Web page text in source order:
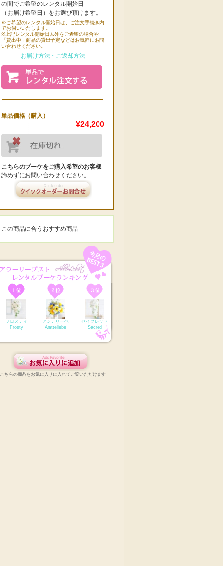
の間でご希望のレンタル開始日
（お届け希望日）をお選び頂けます。
※ご希望のレンタル開始日は、ご注文手続き内
でお伺いいたします。
※上記レンタル開始日以外をご希望の場合や
「貸出中」商品の貸出予定などはお気軽にお問
い合わせください。
お届け方法・ご返却方法
単品価格（購入）
¥24,200
こちらのブーケをご購入希望のお客様
諦めずにお問い合わせください。
この商品に合うおすすめ商品
フロスティ
Frosty
アンテリーベ
Amtteliebe
セイクレッド
Sacred
こちらの商品をお気に入りに入れてご覧いただけます